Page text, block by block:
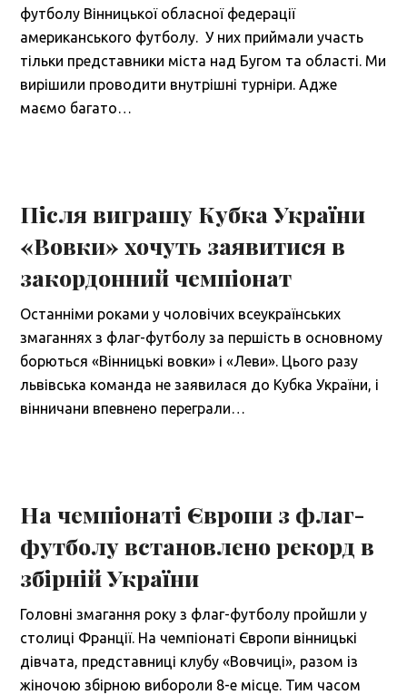
футболу Вінницької обласної федерації
американського футболу. У них приймали участь
тільки представники міста над Бугом та області. Ми
вирішили проводити внутрішні турніри. Адже
маємо багато…
Після виграшу Кубка України
«Вовки» хочуть заявитися в
закордонний чемпіонат
Останніми роками у чоловічих всеукраїнських
змаганнях з флаг-футболу за першість в основному
борються «Вінницькі вовки» і «Леви». Цього разу
львівська команда не заявилася до Кубка України, і
вінничани впевнено переграли…
На чемпіонаті Європи з флаг-
футболу встановлено рекорд в
збірній України
Головні змагання року з флаг-футболу пройшли у
столиці Франції. На чемпіонаті Європи вінницькі
дівчата, представниці клубу «Вовчиці», разом із
жіночою збірною вибороли 8-е місце. Тим часом